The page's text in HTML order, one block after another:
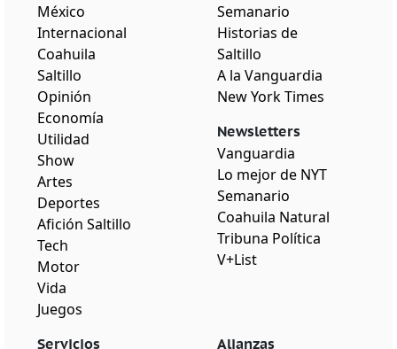
México
Internacional
Coahuila
Saltillo
Opinión
Economía
Utilidad
Show
Artes
Deportes
Afición Saltillo
Tech
Motor
Vida
Juegos
Semanario
Historias de
Saltillo
A la Vanguardia
New York Times
Newsletters
Vanguardia
Lo mejor de NYT
Semanario
Coahuila Natural
Tribuna Política
V+List
Servicios Alianzas